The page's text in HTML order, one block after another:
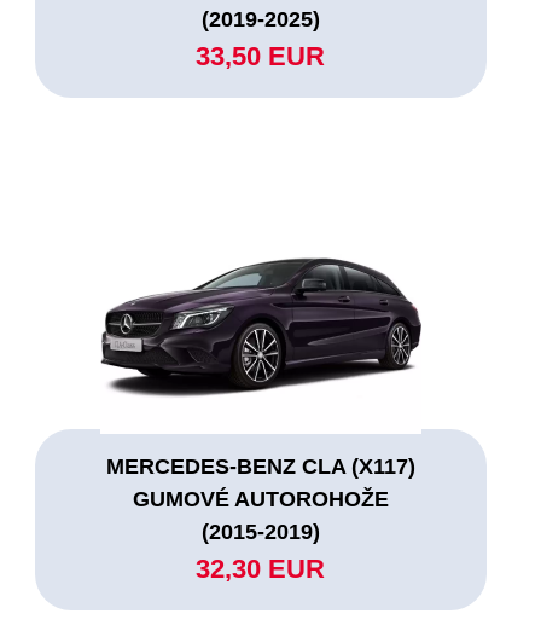
(2019-2025)
33,50 EUR
MERCEDES-BENZ CLA (X117)
GUMOVÉ AUTOROHOŽE
(2015-2019)
32,30 EUR